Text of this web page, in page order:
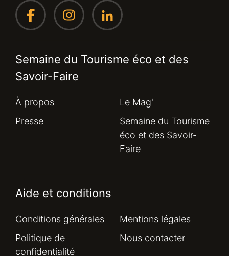
Semaine du Tourisme éco et des
Savoir-Faire
À propos
Le Mag'
Presse
Semaine du Tourisme
éco et des Savoir-
Faire
Aide et conditions
Conditions générales
Mentions légales
Politique de
confidentialité
Nous contacter